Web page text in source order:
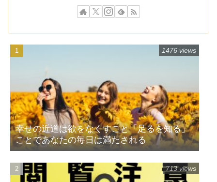
幸せの近道は欲をなくすこと「足るを知る」
ことであなたの毎日は満たされる
1476 views
713 views